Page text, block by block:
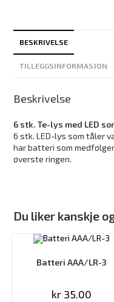
BESKRIVELSE
TILLEGGSINFORMASJON
Beskrivelse
6 stk. Te-lys med LED
6 stk. LED-lys som tåler
har batteri som
øverste ringen.
Du liker kanskje
Batteri AAA/LR-3
kr 35.00